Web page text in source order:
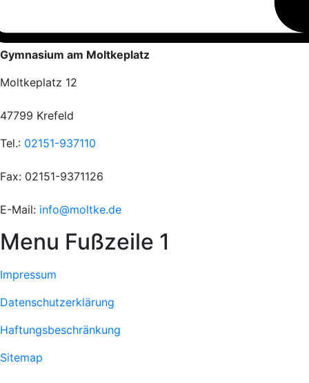
Gymnasium am Moltkeplatz
Moltkeplatz 12
47799 Krefeld
Tel.: 02151-937110
Fax: 02151-9371126
E-Mail: info@moltke.de
Menu Fußzeile 1
Impressum
Datenschutzerklärung
Haftungsbeschränkung
Sitemap